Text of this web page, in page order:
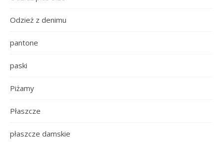
Odzież z denimu
pantone
paski
Piżamy
Płaszcze
płaszcze damskie